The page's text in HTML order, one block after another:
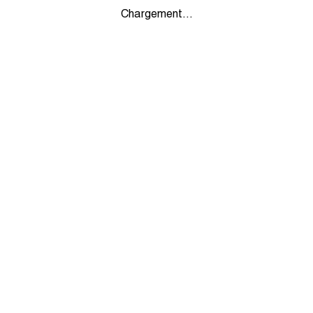
Chargement...